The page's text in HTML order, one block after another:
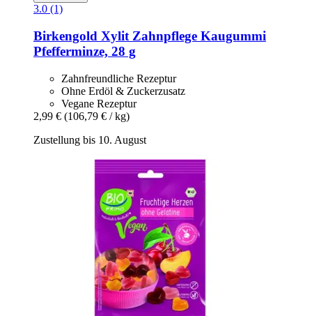
3.0 (1)
Birkengold Xylit Zahnpflege Kaugummi
Pfefferminze, 28 g
Zahnfreundliche Rezeptur
Ohne Erdöl & Zuckerzusatz
Vegane Rezeptur
2,99 € (106,79 € / kg)
Zustellung bis 10. August